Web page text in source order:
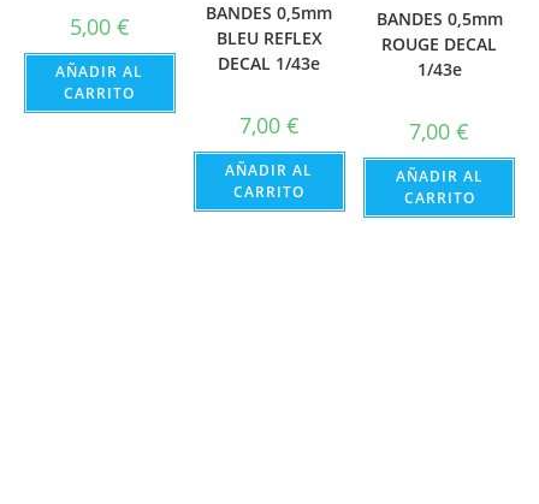
5,00 €
AÑADIR AL
CARRITO
BANDES 0,5mm
BLEU REFLEX
DECAL 1/43e
7,00 €
AÑADIR AL
CARRITO
BANDES 0,5mm
ROUGE DECAL
1/43e
7,00€
AÑADIR AL
CARRITO